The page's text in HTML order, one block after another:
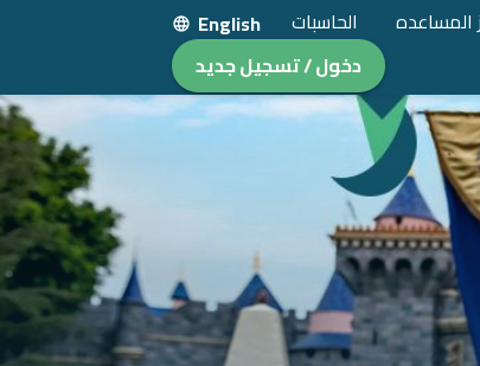
المساعده الحاسبات
English
دخول / تسجيل جديد